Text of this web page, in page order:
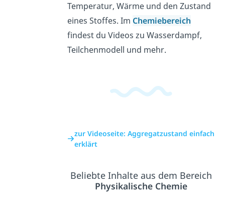
Temperatur, Wärme und den Zustand
eines Stoffes. Im Chemiebereich
findest du Videos zu Wasserdampf,
Teilchenmodell und mehr.
zur Videoseite: Aggregatzustand einfach
erklärt
Beliebte Inhalte aus dem Bereich
Physikalische Chemie